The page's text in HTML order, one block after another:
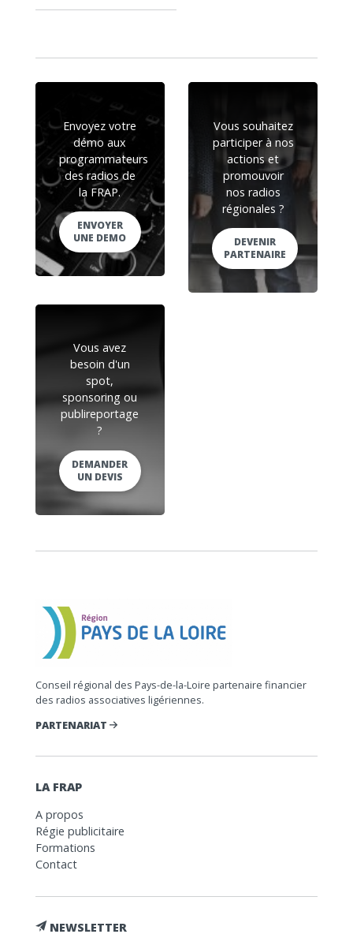
Envoyez votre
démo aux
programmateurs
des radios de
la FRAP.
ENVOYER
UNE DEMO
Vous souhaitez
participer à nos
actions et
promouvoir
nos radios
régionales ?
DEVENIR
PARTENAIRE
Vous avez
besoin d'un
spot,
sponsoring ou
publireportage
?
DEMANDER
UN DEVIS
Conseil régional des Pays-de-la-Loire partenaire financier
des radios associatives ligériennes.
PARTENARIAT
LA FRAP
A propos
Régie publicitaire
Formations
Contact
NEWSLETTER